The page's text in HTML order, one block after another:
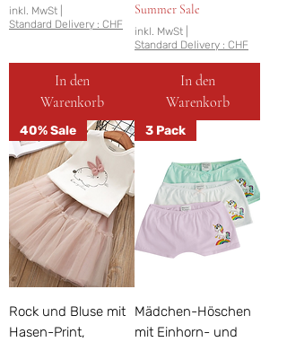
inkl. MwSt
Standard Delivery : CHF
In den
Warenkorb
Summer Sale
inkl. MwSt
Standard Delivery : CHF
In den
Warenkorb
40% Sale
Rock und Bluse mit
Hasen-Print,
3 Pack
Mädchen-Höschen
mit Einhorn- und